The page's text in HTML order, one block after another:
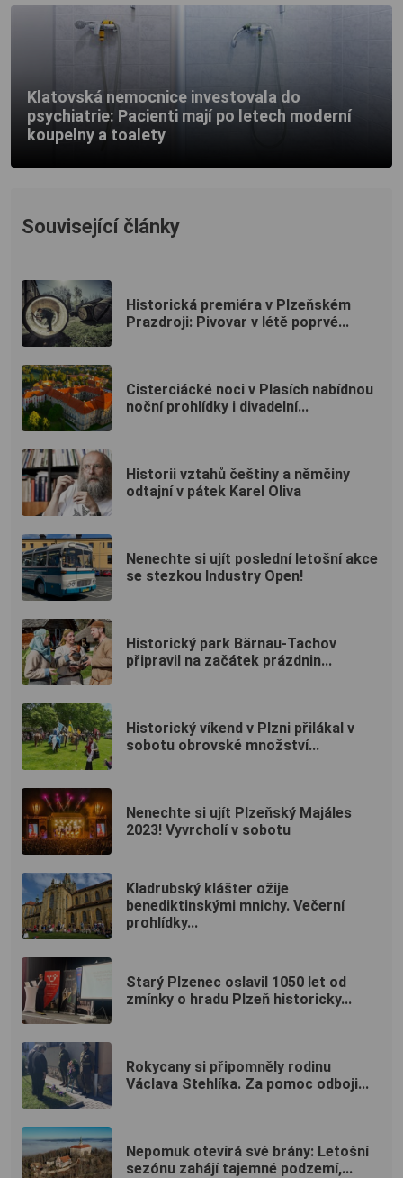
Klatovská nemocnice investovala do
psychiatrie: Pacienti mají po letech moderní
koupelny a toalety
Související články
Historická premiéra v Plzeňském
Prazdroji: Pivovar v létě poprvé...
Cisterciácké noci v Plasích nabídnou
noční prohlídky i divadelní...
Historii vztahů češtiny a němčiny
odtajní v pátek Karel Oliva
Nenechte si ujít poslední letošní akce
se stezkou Industry Open!
Historický park Bärnau-Tachov
připravil na začátek prázdnin...
Historický víkend v Plzni přilákal v
sobotu obrovské množství...
Nenechte si ujít Plzeňský Majáles
2023! Vyvrcholí v sobotu
Kladrubský klášter ožije
benediktinskými mnichy. Večerní
prohlídky...
Starý Plzenec oslavil 1050 let od
zmínky o hradu Plzeň historicky...
Rokycany si připomněly rodinu
Václava Stehlíka. Za pomoc odboji...
Nepomuk otevírá své brány: Letošní
sezónu zahájí tajemné podzemí,...